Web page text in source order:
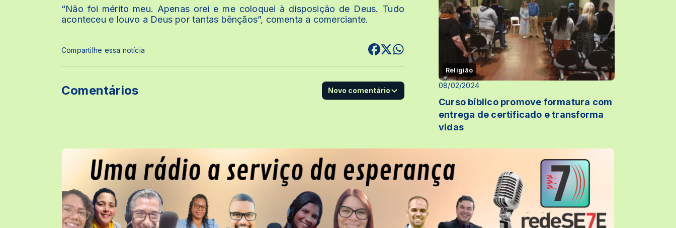
“Não foi mérito meu. Apenas orei e me coloquei à disposição de Deus. Tudo
aconteceu e louvo a Deus por tantas bênçãos”, comenta a comerciante.
Compartilhe essa notícia
Comentários Novo comentário
Religião
08/02/2024
Curso bíblico promove formatura com
entrega de certificado e transforma
vidas